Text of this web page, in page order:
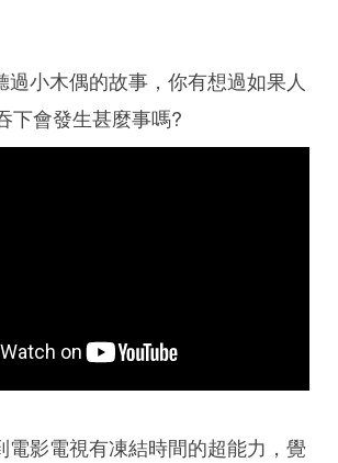
過小木偶的故事，你有想過如果人
下會發生甚麼事嗎?
電影電視有凍結時間的超能力，覺